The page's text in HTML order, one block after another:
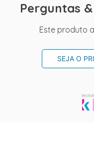
Perguntas
Este produto
SEJA O